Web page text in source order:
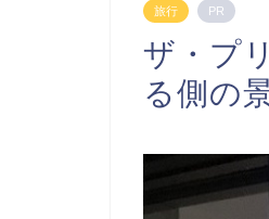
旅行 PR
ザ・プ
る側の